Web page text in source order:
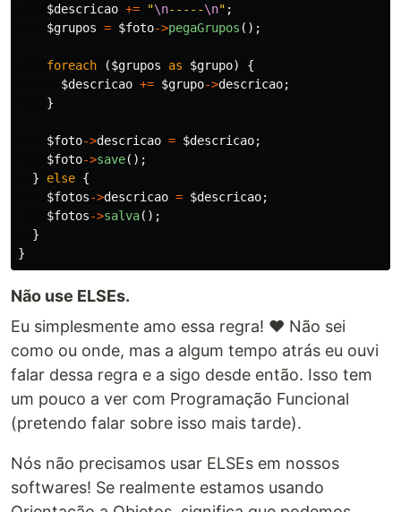
$descricao += "\n-----\n" ;
$grupos = $foto->pegaGrupos ();
foreach ($grupos as $grupo)
{
$descricao += $grupo->descricao;
}
$foto->descricao = $descricao;
$foto->save();
}
else {
$fotos->descricao = $descricao;
$fotos->salva();
}
}
Não use ELSEs.
Eu simplesmente amo essa regra! ❤ Não sei
como ou onde, mas a algum tempo atrás eu ouvi
falar dessa regra e a sigo desde então. Isso tem
um pouco a ver com Programação Funcional
(pretendo falar sobre isso mais tarde).
Nós não precisamos usar ELSEs em nossos
softwares! Se realmente estamos usando